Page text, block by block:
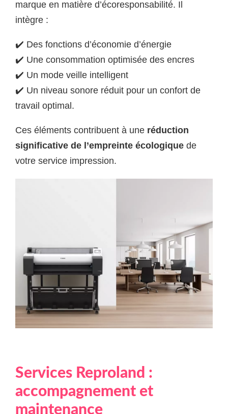
marque en matière d’écoresponsabilité. Il
intègre :
✔️ Des fonctions d’économie d’énergie
✔️ Une consommation optimisée des encres
✔️ Un mode veille intelligent
✔️ Un niveau sonore réduit pour un confort de
travail optimal.
Ces éléments contribuent à une réduction
significative de l’empreinte écologique de
votre service impression.
Services Reproland :
accompagnement et
maintenance